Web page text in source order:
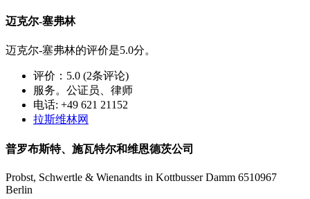
迈克尔-塞弗林
迈克尔-塞弗林的评价是5.0分。
评价：5.0 (2条评论)
服务。公证员、律师
电话: +49 621 21152
拉斯维林网
普罗布斯特、施瓦特尔和维恩德茨公司
Probst, Schwertle & Wienandts in Kottbusser Damm 6510967
Berlin